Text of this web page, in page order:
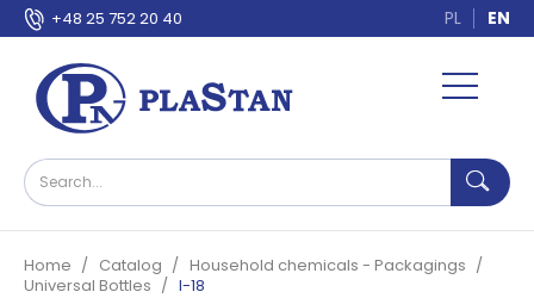
+48 25 752 20 40 PL EN
Home Catalog
Household chemicals - Packagings
Universal Bottles
I-18